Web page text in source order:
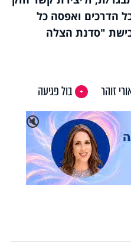
הדרכים ואפסה כל
"סדנת הצלה
זוהר
בול פגיעה
🔇